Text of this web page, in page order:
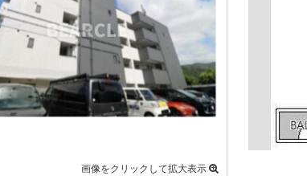
画像をクリックして拡大表示